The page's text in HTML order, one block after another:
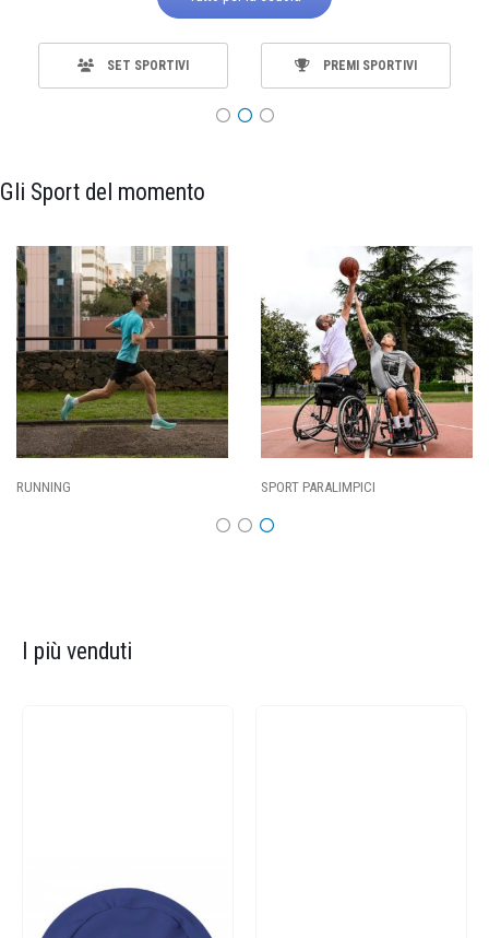
SET SPORTIVI PREMI SPORTIVI
Gli Sport del momento
SPORT PARALIMPICI
I più venduti